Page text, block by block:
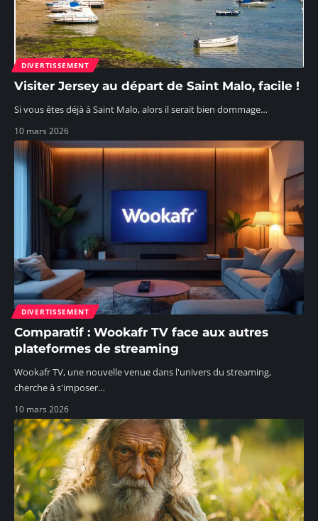
DIVERTISSEMENT
Visiter Jersey au départ de Saint Malo, facile !
Si vous êtes déjà à Saint Malo, alors il serait bien dommage…
10 mars 2026
DIVERTISSEMENT
Comparatif : Wookafr TV face aux autres
plateformes de streaming
Wookafr TV, une nouvelle venue dans l'univers du streaming,
cherche à s'imposer…
10 mars 2026